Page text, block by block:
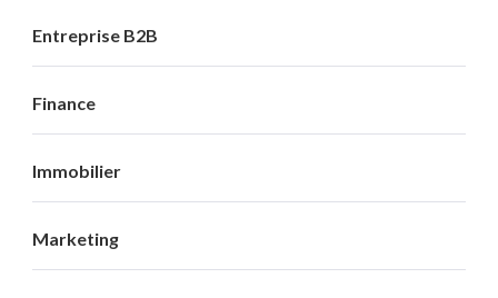
Entreprise B2B
Finance
Immobilier
Marketing